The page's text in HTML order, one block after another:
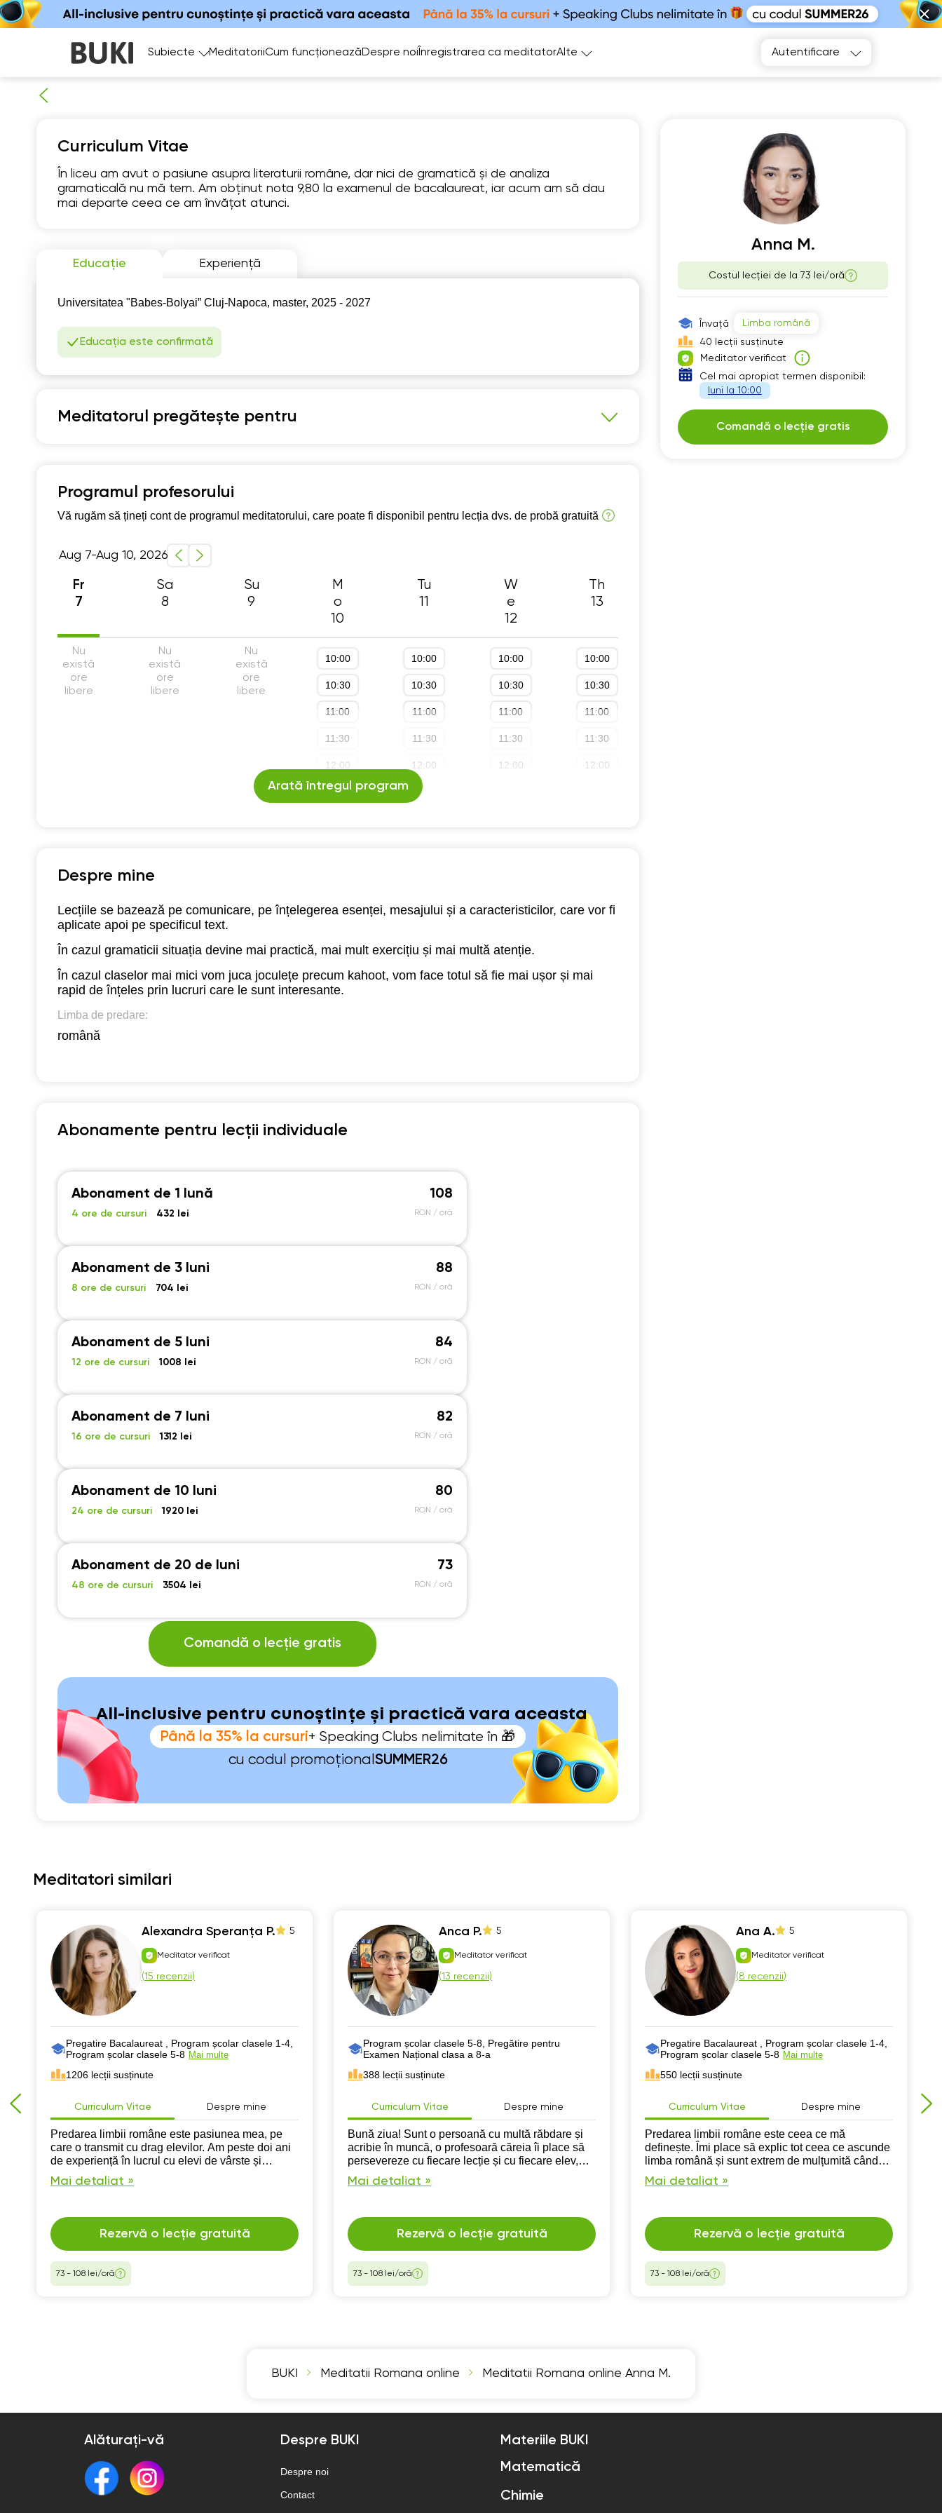
Subiecte MeditatoriiCum funcționeazăDespre noi Înregistrarea ca meditatorAlte Autentificare
Curriculum Vitae
În liceu am avut o pasiune asupra literaturii române, dar nici de gramatică și de analiza
gramaticală nu mă tem. Am obținut nota 9,80 la examenul de bacalaureat, iar acum am să dau
mai departe ceea ce am învățat atunci.
Educație Experiență
Universitatea "Babes-Bolyai” Cluj-Napoca, master, 2025 - 2027
Educația este confirmată
Meditatorul pregătește pentru
Pregatire Bacalaureat Program școlar clasele 1-4
Programul profesorului
Vă rugăm să țineți cont de programul meditatorului, care poate fi disponibil pentru lecția dvs. de probă gratuită
Aug 7-Aug 10, 2026
Fr
7
Sa
8
Su
9
M
o
10
Tu
11
W
e
12
Th
13
Nu
există
ore
libere
Nu
există
ore
libere
Nu
există
ore
libere
10:00
10:30
11:00
11:30
12:00
12:30
15:30
16:00
10:00
10:30
11:00
11:30
12:00
12:30
15:30
16:00
10:00
10:30
11:00
11:30
12:00
15:30
16:00
10:00
10:30
11:00
11:30
12:00
16:00
Arată întregul program
Despre mine
Lecțiile se bazează pe comunicare, pe înțelegerea esenței, mesajului și a caracteristicilor, care vor fi
aplicate apoi pe specificul text.
În cazul gramaticii situația devine mai practică, mai mult exercițiu și mai multă atenție.
În cazul claselor mai mici vom juca joculețe precum kahoot, vom face totul să fie mai ușor și mai
rapid de înțeles prin lucruri care le sunt interesante.
Limba de predare:
română
Abonamente pentru lecții individuale
Abonament de 1 lună
4 ore de cursuri 432 lei
108
RON / oră
Abonament de 3 luni
8 ore de cursuri 704 lei
88
RON / oră
Abonament de 5 luni
12 ore de cursuri 1008 lei
84
RON / oră
Abonament de 7 luni
16 ore de cursuri 1312 lei
82
RON / oră
Abonament de 10 luni
24 ore de cursuri 1920 lei
80
RON / oră
Abonament de 20 de luni
48 ore de cursuri 3504 lei
73
RON / oră
Comandă o lecție gratis
All-inclusive pentru cunoștințe și practică vara aceasta
Până la 35% la cursuri+ Speaking Clubs nelimitate în 🎁
cu codul promoțional SUMMER26
Anna M.
Costul lecției de la 73 lei/oră
Învață
Limba română
40 lecții susținute
Meditator verificat
Cel mai apropiat termen disponibil:
luni la 10:00
Comandă o lecție gratis
Meditatori similari
Alexandra Speranța P. 5
Meditator verificat
(15 recenzii)
Pregatire Bacalaureat , Program școlar clasele 1-4,
Program școlar clasele 5-8 Mai multe
1206 lecții susținute
Curriculum Vitae Despre mine
Predarea limbii române este pasiunea mea, pe
care o transmit cu drag elevilor. Am peste doi ani
de experiență în lucrul cu elevi de vârste și
niveluri diferite, iar scopul meu este ca fiecare să
se simtă confortabil, înțeles și motivat.
Mai detaliat »
Rezervă o lecție gratuită
73 - 108 lei/oră
Anca P. 5
Meditator verificat
(13 recenzii)
Program școlar clasele 5-8, Pregătire pentru
Examen Național clasa a 8-a
388 lecții susținute
Curriculum Vitae Despre mine
Bună ziua! Sunt o persoană cu multă răbdare și
acribie în muncă, o profesoară căreia îi place să
persevereze cu fiecare lecție și cu fiecare elev,
indiferent de nivelul la care se află. Vă aștept pe
zoom, la Buki, cu drag de progres!
Mai detaliat »
Rezervă o lecție gratuită
73 - 108 lei/oră
Ana A. 5
Meditator verificat
(8 recenzii)
Pregatire Bacalaureat , Program școlar clasele 1-4,
Program școlar clasele 5-8 Mai multe
550 lecții susținute
Curriculum Vitae Despre mine
Predarea limbii române este ceea ce mă
definește. Îmi place să explic tot ceea ce ascunde
limba română și sunt extrem de mulțumită când
un elev are rezultate bune în urma pregătirii
alături de mine.
Mai detaliat »
Rezervă o lecție gratuită
73 - 108 lei/oră
Fr
7
Sa
Su
Mo
Tu
ore libere
10:30
15:00
10:30
15:00
10:30
13:00
15:00
10:30
11:30
12:00
12:30
13:00
BUKI Meditatii Romana online Meditatii Romana online Anna M.
Alăturați-vă Despre BUKI
Despre noi
Contact
Materiile BUKI
Matematică
Chimie